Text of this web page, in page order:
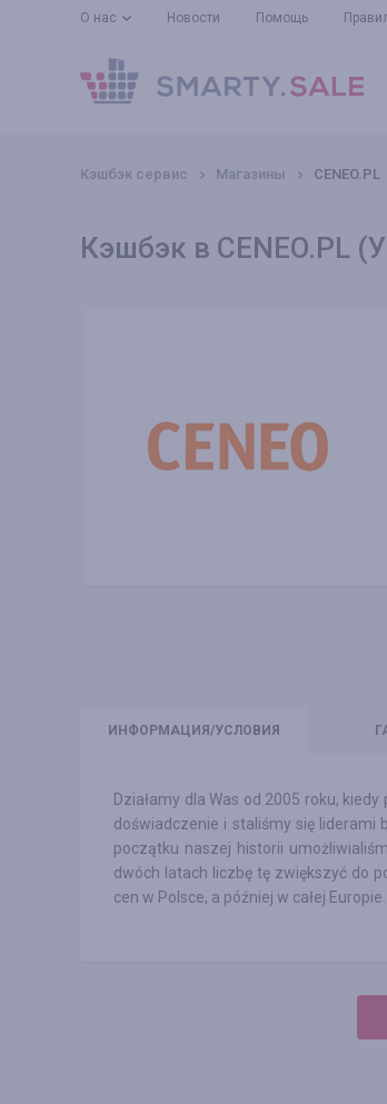
О нас Новости Помощь
Кэшбэк сервис Магазины CENEO.PL
Кэшбэк в CENEO.PL
ИНФО РМАЦИЯ/УСЛОВИЯ
Działamy dla Was od 2005 roku,
doświadczenie i staliśmy się liderami
początku naszej historii
dwóch latach liczbę tę zwiększyć do
cen w Polsce, a później w całej Europie.